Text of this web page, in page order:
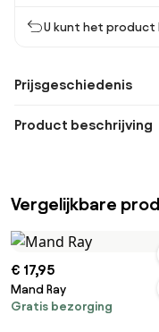
U kunt het product
Prijsgeschiedenis
Product beschrijving
Vergelijkbare
€ 17,95
Mand Ray
Gratis bezorging